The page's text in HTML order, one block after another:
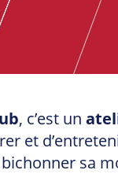
, c’est un
et
sa